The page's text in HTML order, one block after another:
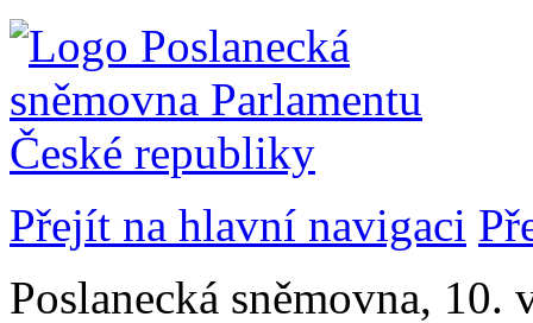
Přejít na hlavní navigaci
Poslanecká sněmovna,